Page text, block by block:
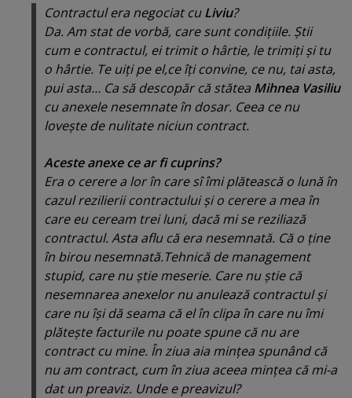
Contractul era negociat cuLiviu?
Da. Am stat de vorbă, care sunt condiţiile. Ştii
cum e contractul, ei trimit o hârtie, le trimiţi şi tu
o hârtie. Te uiţi pe el,ce îţi convine, ce nu, tai asta,
pui asta… Ca să descopăr că stătea Mihnea Vasiliu
cu anexele nesemnate în dosar. Ceea ce nu
loveşte de nulitate niciun contract.
Aceste anexe ce ar fi cuprins?
Era o cerere a lor în care sî îmi plătească o lună în
cazul rezilierii contractului şi o cerere a mea în
care eu ceream trei luni, dacă mi se reziliază
contractul. Asta aflu că era nesemnată. Că o ţine
în birou nesemnată.Tehnică de management
stupid, care nu ştie meserie. Care nu ştie că
nesemnarea anexelor nu anulează contractul şi
care nu îşi dă seama că el în clipa în care nu îmi
plăteşte facturile nu poate spune că nu are
contract cu mine. În ziua aia minţea spunând că
nu am contract, cum în ziua aceea minţea că mi-a
dat un preaviz. Unde e preavizul?